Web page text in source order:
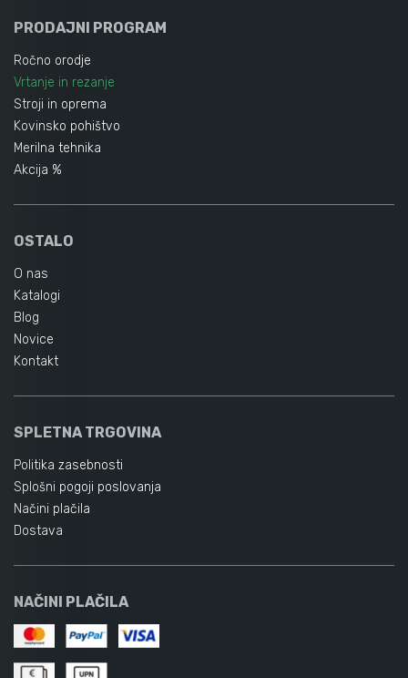
PRODAJNI PROGRAM
Ročno orodje
Vrtanje in rezanje
Stroji in oprema
Kovinsko pohištvo
Merilna tehnika
Akcija %
OSTALO
O nas
Katalogi
Blog
Novice
Kontakt
SPLETNA TRGOVINA
Politika zasebnosti
Splošni pogoji poslovanja
Načini plačila
Dostava
NAČINI PLAČILA